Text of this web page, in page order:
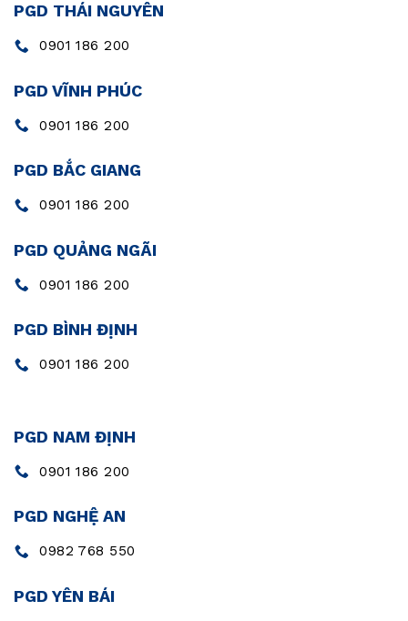
PGD THÁI NGUYÊN
0901 186 200
PGD VĨNH PHÚC
0901 186 200
PGD BẮC GIANG
0901 186 200
PGD QUẢNG NGÃI
0901 186 200
PGD BÌNH ĐỊNH
0901 186 200
PGD NAM ĐỊNH
0901 186 200
PGD NGHỆ AN
0982 768 550
PGD YÊN BÁI